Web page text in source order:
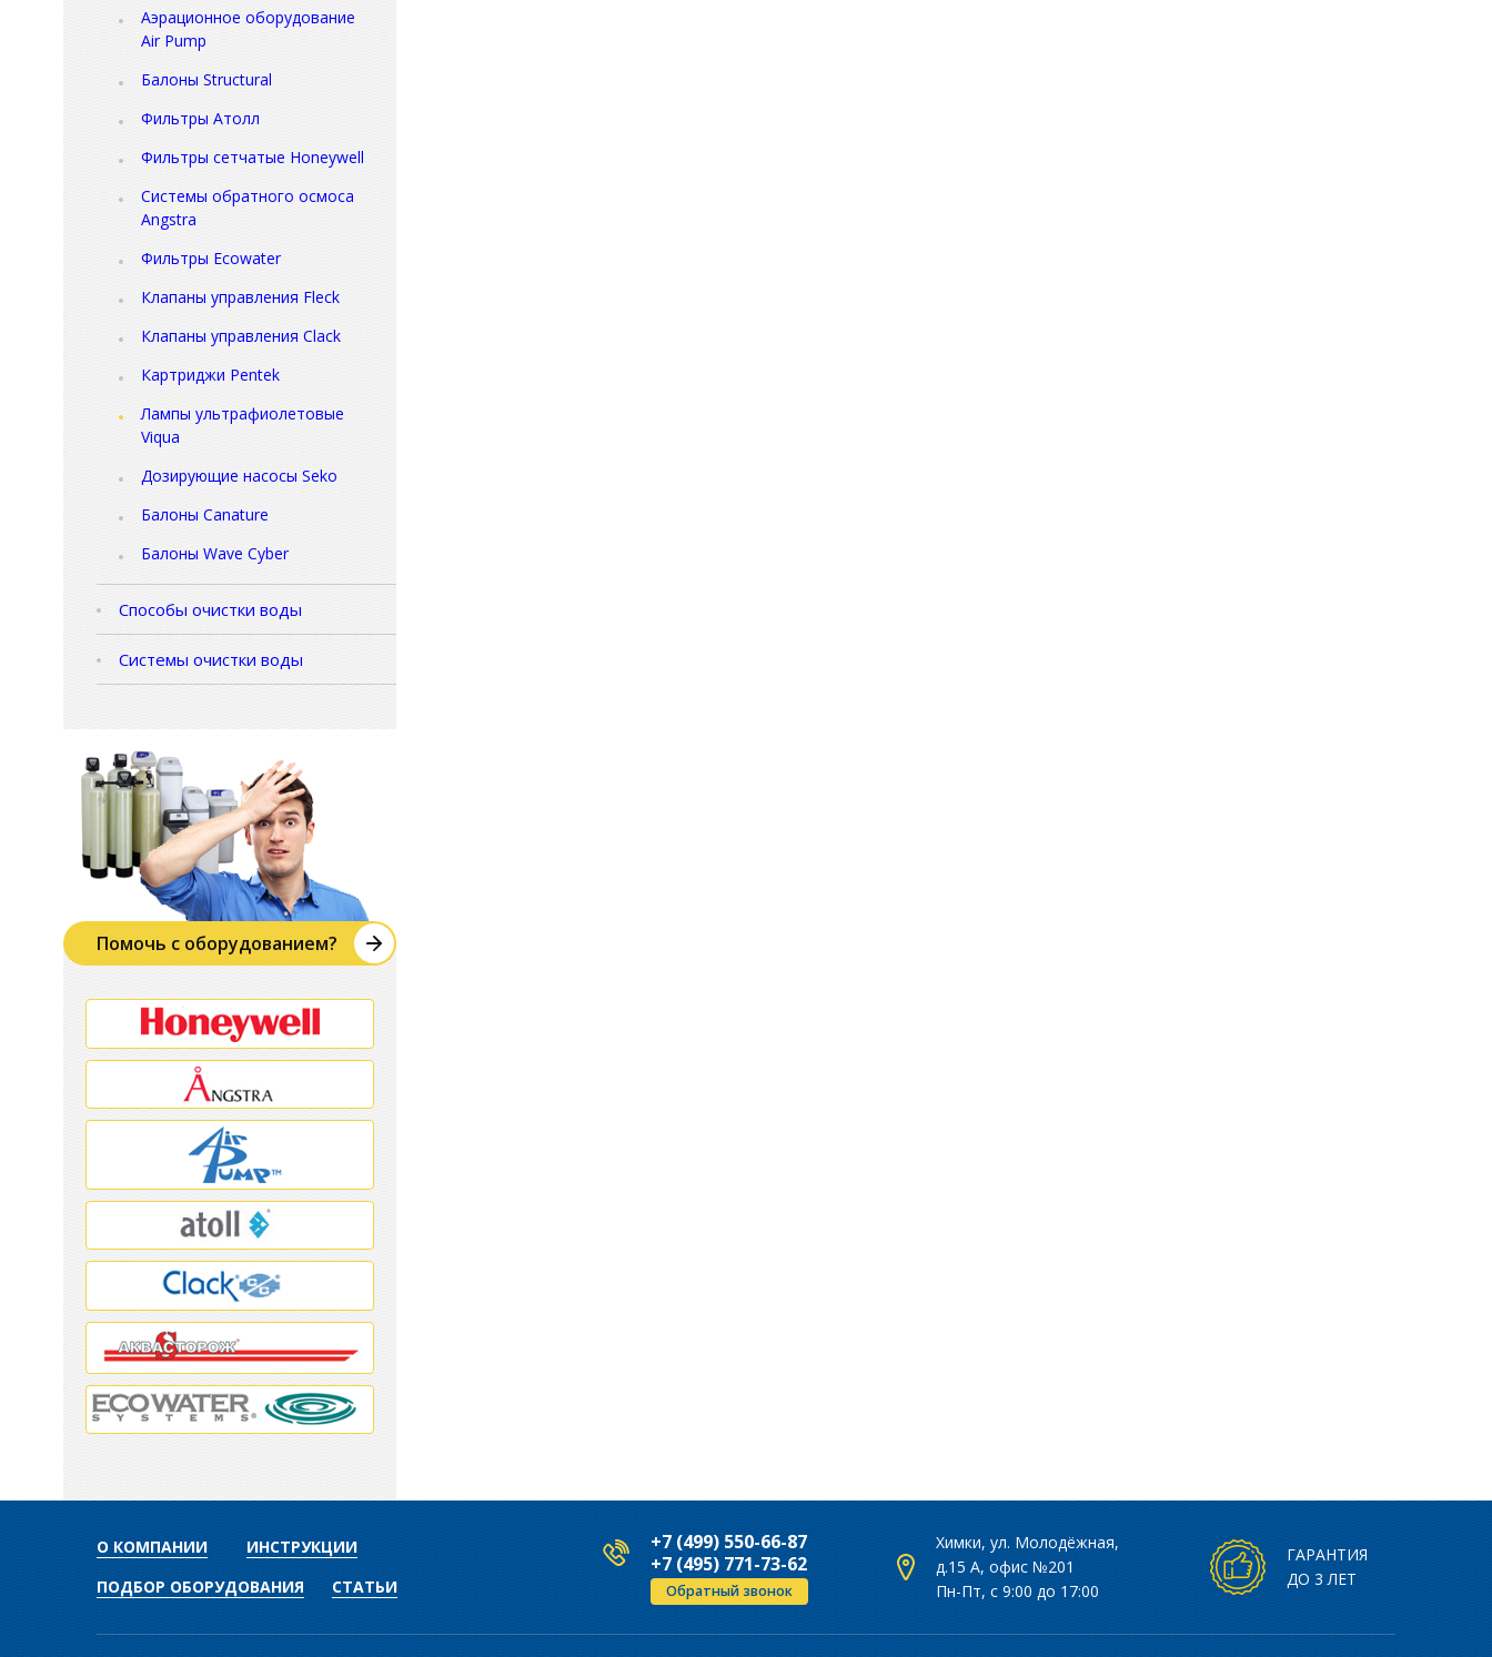
Аэрационное оборудование
Air Pump
Балоны Structural
Фильтры Атолл
Фильтры сетчатые Honeywell
Системы обратного осмоса
Angstra
Фильтры Ecowater
Клапаны управления Fleck
Клапаны управления Clack
Картриджи Pentek
Лампы ультрафиолетовые
Viqua
Дозирующие насосы Seko
Балоны Canature
Балоны Wave Cyber
Способы очистки воды
Системы очистки воды
Помочь с оборудованием?
О КОМПАНИИ
ИНСТРУКЦИИ
ПОДБОР ОБОРУДОВАНИЯ
СТАТЬИ
+7 (499) 550-66-87
+7 (495) 771-73-62
Обратный звонок
Химки, ул. Молодёжная,
д.15 А, офис №201
Пн-Пт, с 9:00 до 17:00
ГАРАНТИЯ
ДО 3 ЛЕТ